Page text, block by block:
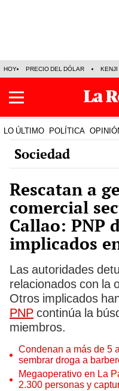
HOY PRECIO DEL DÓLAR KENJI
LO ÚLTIMO POLÍTICA
Sociedad
Rescatan a
comercial
Callao: PNP
implicados
Las autoridades
relacionados con la
Otros implicados
PNP continúa la
miembros.
Condenan a más de 5
sembrar droga a
Megaoperativo en La
2.300 personas y